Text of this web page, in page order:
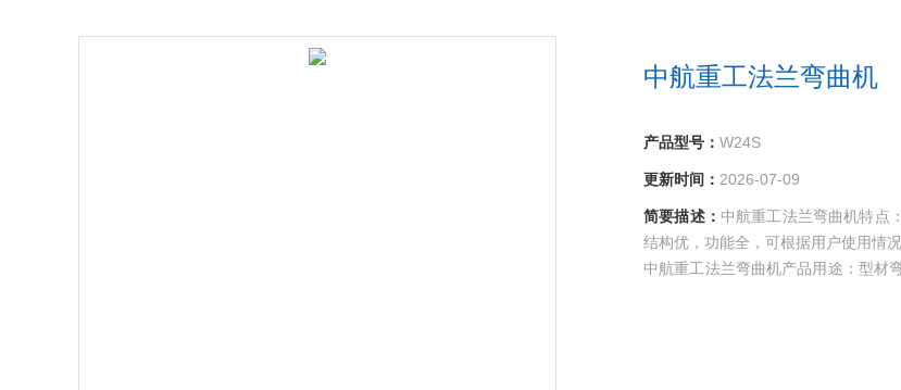
中航重工法兰弯曲机
产品型号： W24S
更新时间： 2026-07-09
简要描述： 中航重工法兰弯曲机特点
结构优，功能全，可根据用户使用情况
中航重工法兰弯曲机产品用途：型材